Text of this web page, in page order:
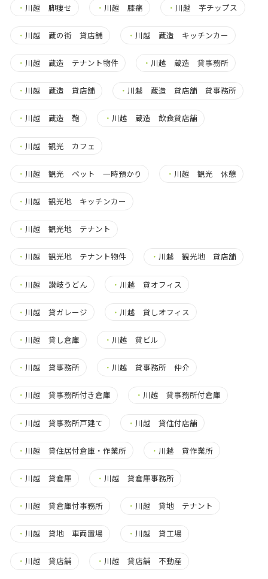
・ 川越 脚痩せ ・ 川越 膝痛 ・ 川越 芋チップス
・ 川越 蔵の街 貸店舗 ・ 川越 蔵造 キッチンカー
・ 川越 蔵造 テナント物件 ・ 川越 蔵造 貸事務所
・ 川越 蔵造 貸店舗 ・ 川越 蔵造 貸店舗 貸事務所
・ 川越 蔵造 鞄 ・ 川越 蔵造 飲食貸店舗
・ 川越 観光 カフェ
・ 川越 観光 ペット 一時預かり ・ 川越 観光 休憩
・ 川越 観光地 キッチンカー
・ 川越 観光地 テナント
・ 川越 観光地 テナント物件 ・ 川越 観光地 貸店舗
・ 川越 讃岐うどん ・ 川越 貸オフィス
・ 川越 貸ガレージ ・ 川越 貸しオフィス
・ 川越 貸し倉庫 ・ 川越 貸ビル
・ 川越 貸事務所 ・ 川越 貸事務所 仲介
・ 川越 貸事務所付き倉庫 ・ 川越 貸事務所付倉庫
・ 川越 貸事務所戸建て ・ 川越 貸住付店舗
・ 川越 貸住居付倉庫・作業所 ・ 川越 貸作業所
・ 川越 貸倉庫 ・ 川越 貸倉庫事務所
・ 川越 貸倉庫付事務所 ・ 川越 貸地 テナント
・ 川越 貸地 車両置場 ・ 川越 貸工場
・ 川越 貸店舗 ・ 川越 貸店舗 不動産